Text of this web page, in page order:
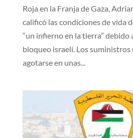
Roja en la Franja de Gaza,
calificó las condiciones de vida
“un infierno en la tierra” debido
bloqueo israelí. Los
agotarse en unas...